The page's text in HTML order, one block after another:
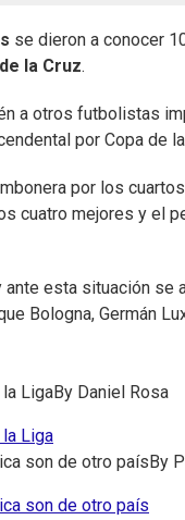
se dieron a conocer
la Cruz.
a otros futbolistas
por Copa de
por los
cuatro mejores y el
esta situación se
Bologna, Germán
LigaBy Daniel Rosa
Liga
son de otro país By
son de otro país